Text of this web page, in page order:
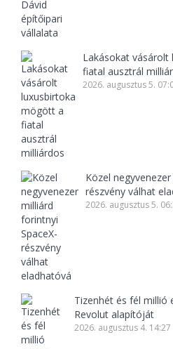
Lakásokat
fiatal ausztrál
2026. augusztus 5.
Közel
részvény válhat
2026. augusztus 5.
Tizenhét és fél millió
Revolut alapítóját
2026. augusztus 4. 14:27